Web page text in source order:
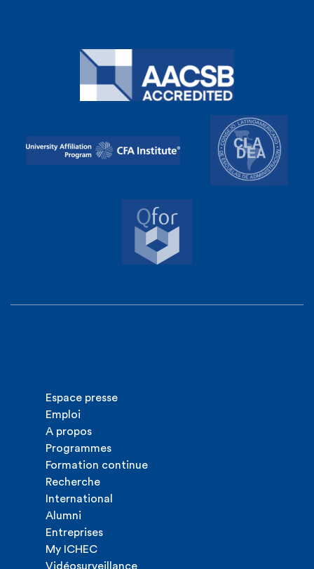
Espace presse
Emploi
A propos
Programmes
Formation continue
Recherche
International
Alumni
Entreprises
My ICHEC
Vidéosurveillance